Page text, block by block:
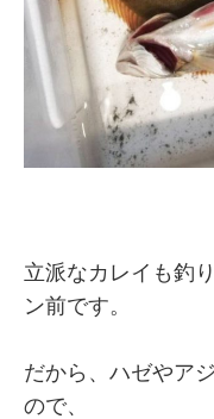
立派なカレイも釣
ン前です。
だから、ハゼやア
ので、